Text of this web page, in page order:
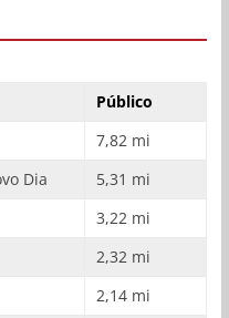
Público
7,82 mi
Dia
5,31 mi
3,22 mi
2,32 mi
2,14 mi